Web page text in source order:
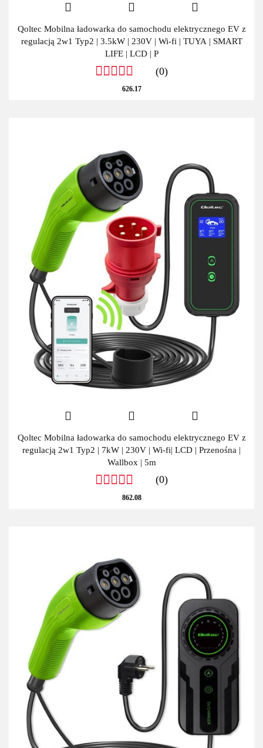
Qoltec Mobilna ładowarka do samochodu elektrycznego EV z
regulacją 2w1 Typ2 | 3.5kW | 230V | Wi-fi | TUYA | SMART
LIFE | LCD | P
(0)
626.17
Qoltec Mobilna ładowarka do samochodu elektrycznego EV z
regulacją 2w1 Typ2 | 7kW | 230V | Wi-fi| LCD | Przenośna |
Wallbox | 5m
(0)
862.08